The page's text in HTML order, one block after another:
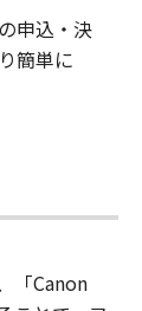
申込・決
簡単に
「Canon